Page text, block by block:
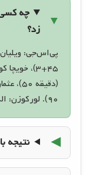
چه
زد؟
۹۰). لورکوزن: الکس گارسیا (دقیقه ۳۴، ۵۴).
نتیجه